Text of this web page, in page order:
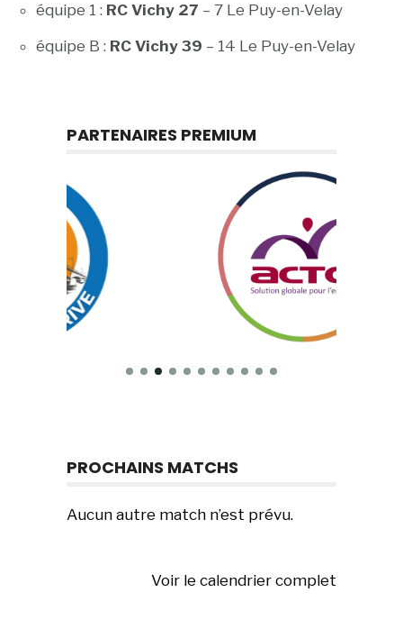
équipe 1 : RC Vichy 27 – 7 Le Puy-en-Velay
équipe B : RC Vichy 39 – 14 Le Puy-en-Velay
PARTENAIRES PREMIUM
PROCHAINS MATCHS
Aucun autre match n’est prévu.
Voir le calendrier complet